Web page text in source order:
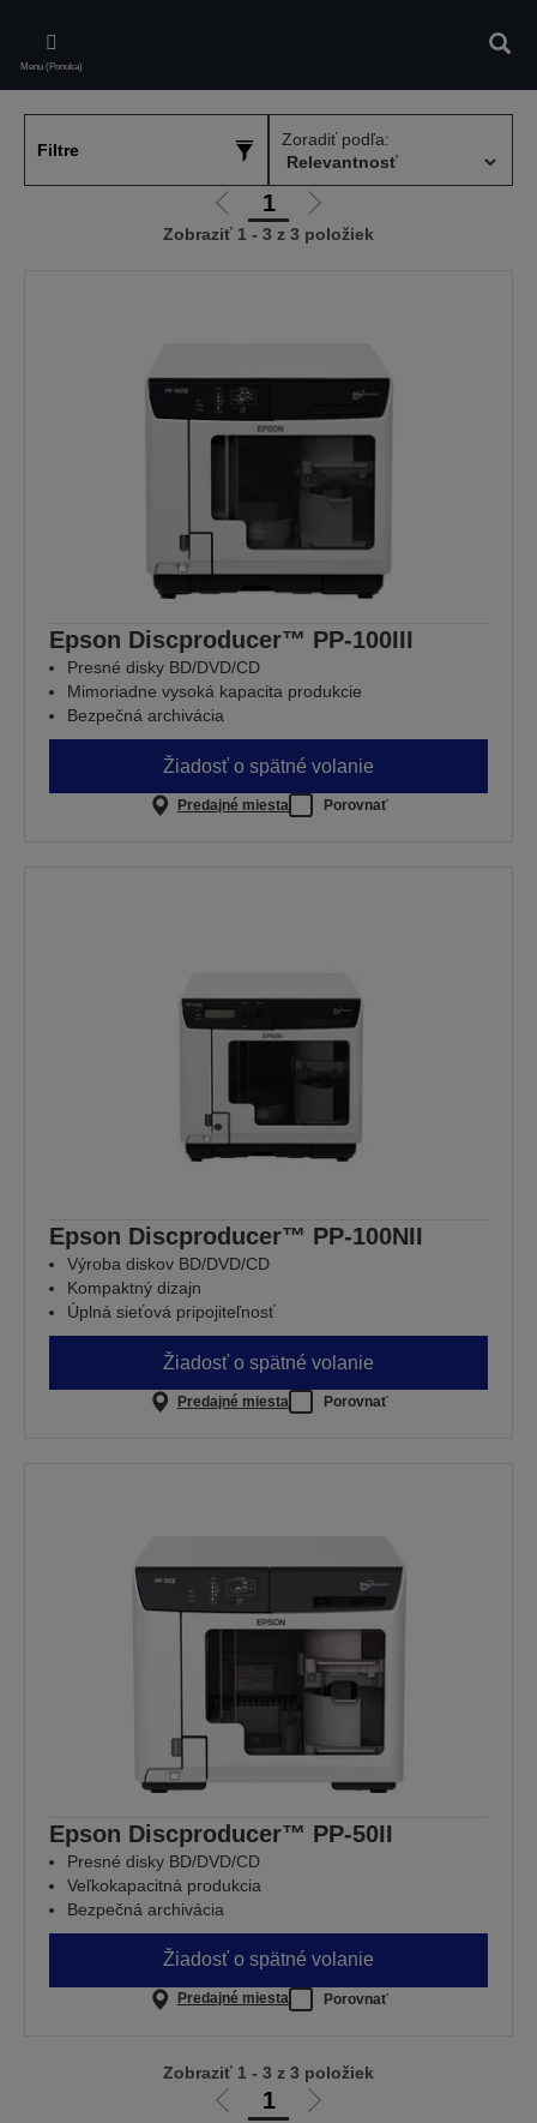
main
content
Menu (Ponuka)
Filtre
Zoradiť podľa:
Ísť
na
1
Ísť
na
Zobraziť 1 - 3 z 3 položiek
Epson Discproducer™ PP-100III
Presné disky BD/DVD/CD
Mimoriadne vysoká kapacita produkcie
Bezpečná archivácia
Žiadosť o spätné volanie
Predajné miesta Porovnať
Epson Discproducer™ PP-100NII
Výroba diskov BD/DVD/CD
Kompaktný dizajn
Úplná sieťová pripojiteľnosť
Žiadosť o spätné volanie
Predajné miesta Porovnať
Epson Discproducer™ PP-50II
Presné disky BD/DVD/CD
Veľkokapacitná produkcia
Bezpečná archivácia
Žiadosť o spätné volanie
Predajné miesta Porovnať
Ísť
1
Ísť
Zobraziť 1 - 3 z 3 položiek